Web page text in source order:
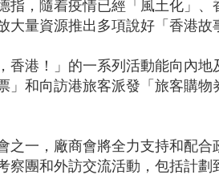
指，隨着疫情已經「風土化」
大量資源推出多項說好「香港
香港！」的一系列活動能向內
」和向訪港旅客派發「旅客購
之一，廠商會將全力支持和配
察團和外訪交流活動，包括計劃